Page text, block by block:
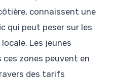
connaissent une
qui peut peser sur les
Les jeunes
zones peuvent en
des tarifs